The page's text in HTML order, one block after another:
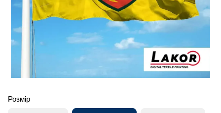
Розмір